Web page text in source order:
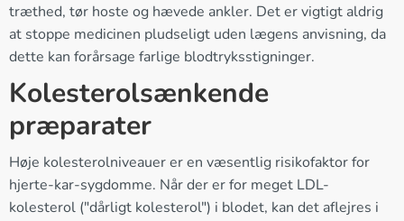
træthed, tør hoste og hævede ankler. Det er vigtigt aldrig
at stoppe medicinen pludseligt uden lægens anvisning, da
dette kan forårsage farlige blodtryksstigninger.
Kolesterolsænkende
præparater
Høje kolesterolniveauer er en væsentlig risikofaktor for
hjerte-kar-sygdomme. Når der er for meget LDL-
kolesterol ("dårligt kolesterol") i blodet, kan det aflejres i